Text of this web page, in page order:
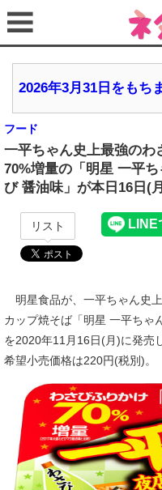
2026年3月31日をもち
フード
一平ちゃん史上最強の
70%増量の「明星 一平
び 醤油味」が本日16日(
リスト
明星食品が、一平ちゃん史
カップ焼そば「明星 一平ちゃ
を2020年11月16日(月)に発売
希望小売価格は220円(税別)。